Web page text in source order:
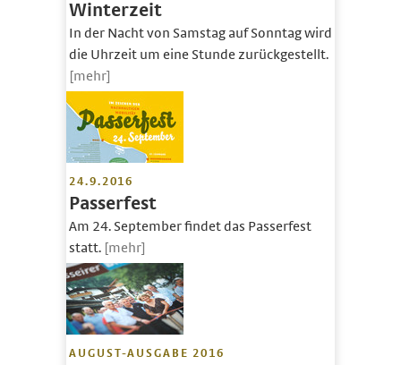
Winterzeit
In der Nacht von Samstag auf Sonntag wird
die Uhrzeit um eine Stunde zurückgestellt.
[mehr]
24.9.2016
Passerfest
Am 24. September findet das Passerfest
statt. [mehr]
AUGUST-AUSGABE 2016